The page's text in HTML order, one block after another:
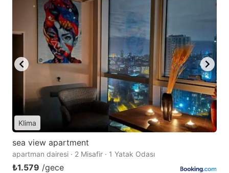
Klima
sea ​​view apartment
apartman dairesi · 2 Misafir · 1 Yatak Odası
₺1.579 /gece